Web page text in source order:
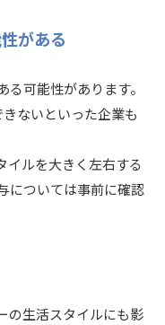
がある
可能性があります。
ないといった企業も
イルを大きく左右する
については事前に確認
の生活スタイルにも影